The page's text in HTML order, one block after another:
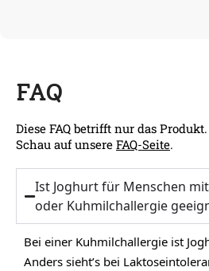
FAQ
Diese FAQ betrifft nur das
Schau auf unsere FAQ-Seite.
Ist Joghurt für Menschen
oder Kuhmilchallergie
Bei einer Kuhmilchallergie ist
Anders sieht’s bei